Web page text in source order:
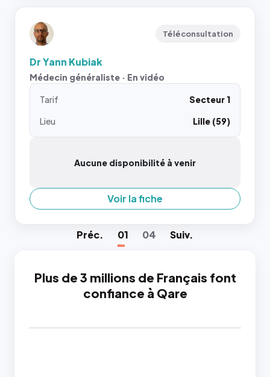
Téléconsultation
Dr Yann Kubiak
Médecin généraliste · En vidéo
Tarif
Secteur 1
Lieu
Lille (59)
Aucune disponibilité à venir
Voir la fiche
Préc. 01 04 Suiv.
Plus de 3 millions de Français font
confiance à Qare